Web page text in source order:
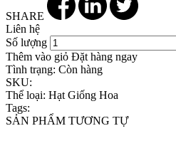
SHARE
Liên hệ
Số lượng
Thêm vào giỏ Đặt hàng ngay
Tình trạng: Còn hàng
SKU:
Thể loại: Hạt Giống Hoa
Tags:
SẢN PHẨM TƯƠNG TỰ